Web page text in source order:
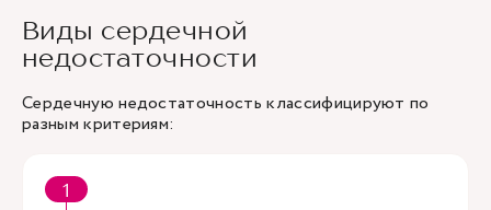
Виды сердечной
недостаточности
Сердечную недостаточность классифицируют по
разным критериям: